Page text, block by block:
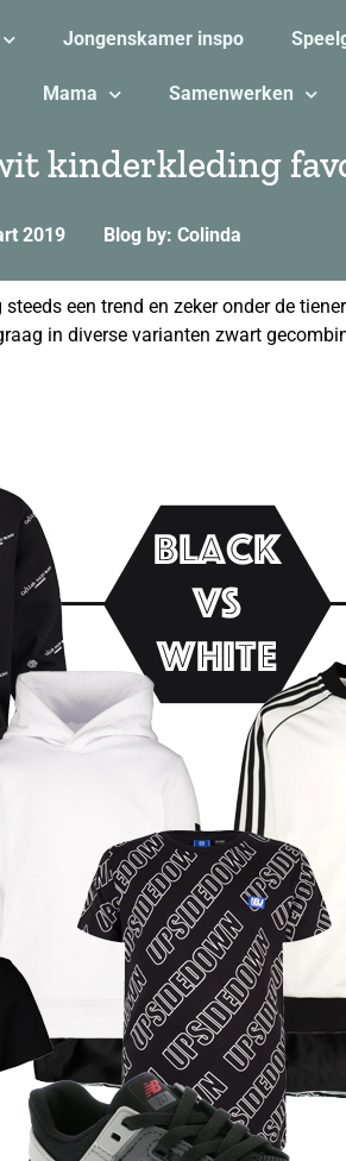
Jongenskamer inspo
Mama Samenwerken
kinderkleding
2019 Blog by: Colinda
een trend en zeker onder de
in diverse varianten zwart